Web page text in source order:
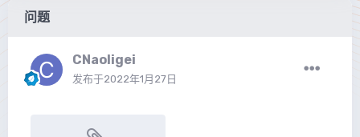
问题
CNaoligei
发布于2022年1月27日